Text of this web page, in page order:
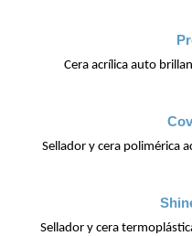
Cera acrílica auto
Sellador y cera polimérica
Sellador y cera